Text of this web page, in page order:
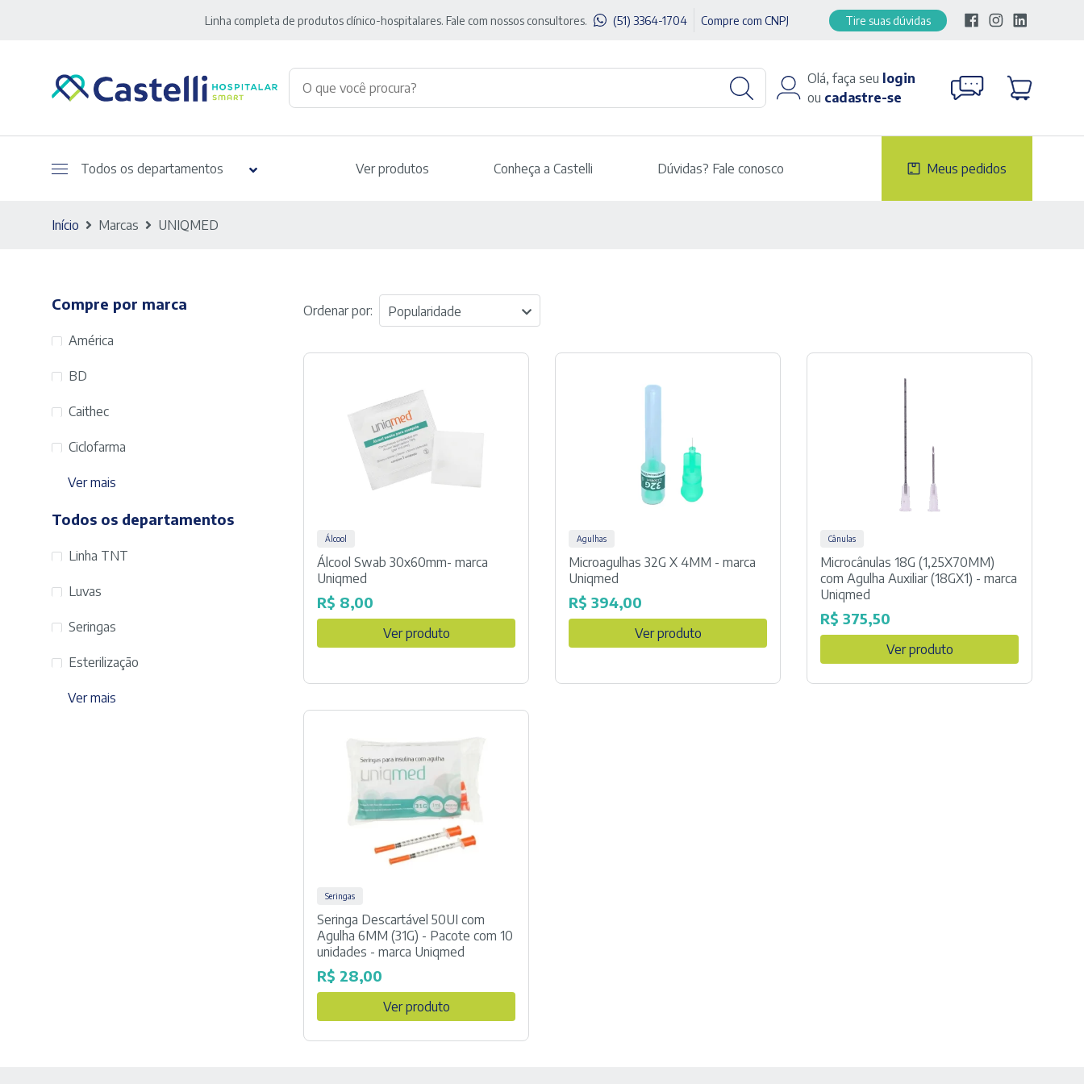
Linha completa de produtos clínico-hospitalares. Fale com nossos consultores. (51) 3364-1704 Compre com CNPJ Tire suas dúvidas
Olá, faça seu login
ou cadastre-se
Todos os departamentos Ver produtos Conheça a Castelli Dúvidas? Fale conosco Meus pedidos
Início Marcas UNIQMED
Compre por marca
América
BD
Caithec
Ciclofarma
Ver mais
Todos os departamentos
Linha TNT
Luvas
Seringas
Esterilização
Ver mais
Ordenar por: Popularidade
Álcool
Álcool Swab 30x60mm- marca
Uniqmed
R$ 8,00
Ver produto
Agulhas
Microagulhas 32G X 4MM - marca
Uniqmed
R$ 394,00
Ver produto
Cânulas
Microcânulas 18G (1,25X70MM)
com Agulha Auxiliar (18GX1) - marca
Uniqmed
R$ 375,50
Ver produto
Seringas
Seringa Descartável 50UI com
Agulha 6MM (31G) - Pacote com 10
unidades - marca Uniqmed
R$ 28,00
Ver produto